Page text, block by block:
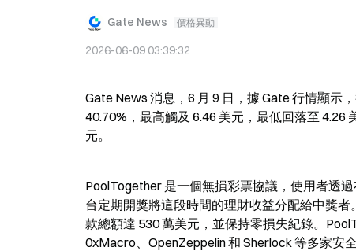
Gate News 價格異動
2026-06-09 03:39:32
Gate News 消息，6 月 9 日，據 Gate 行情顯示
40.70%，最高觸及 6.46 美元，最低回落至 4.26
元。
PoolTogether 是一個無損彩票協議，使用者透
台定期開獎將這段時間的理財收益分配給中獎
款總額達 530 萬美元，並保持零損失紀錄。
0xMacro、OpenZeppelin 和 Sherlock 等多家安